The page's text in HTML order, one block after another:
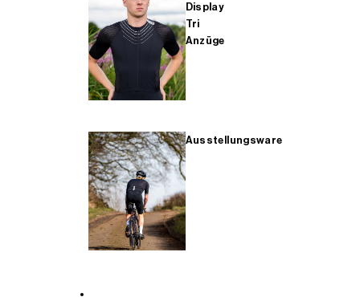
Display
Tri
Anzüge
Ausstellungsware